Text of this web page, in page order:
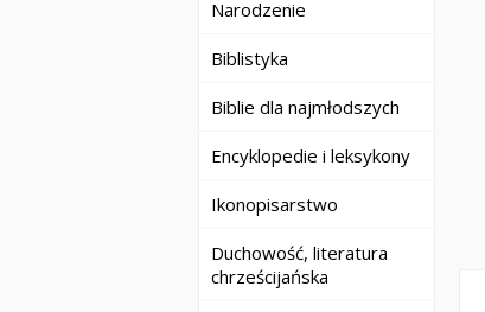
Narodzenie
Biblistyka
Biblie dla najmłodszych
Encyklopedie i leksykony
Ikonopisarstwo
Duchowość, literatura
chrześcijańska